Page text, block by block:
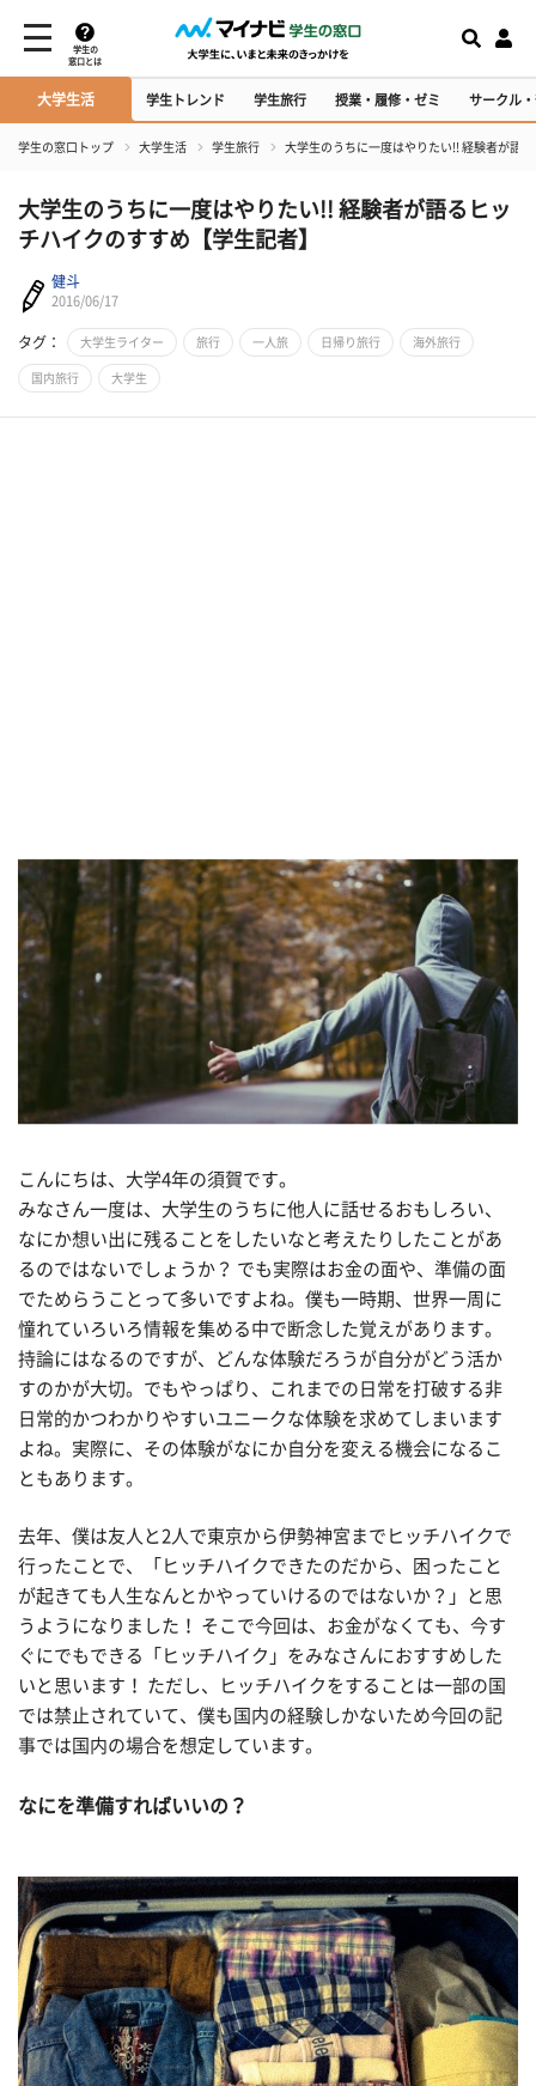
学生の
窓口とは
大学生活 学生トレンド 学生旅行 授業・履修・ゼミ サークル
学生の窓口トップ 大学生活 学生旅行 大学生のうちに一度はやりたい!! 経験者が語
大学生のうちに一度はやりたい!! 経験者が語るヒッ
チハイクのすすめ【学生記者】
健斗
2016/06/17
タグ： 大学生ライター 旅行 一人旅 日帰り旅行 海外旅行
国内旅行 大学生
こんにちは、大学4年の須賀です。
みなさん一度は、大学生のうちに他人に話せるおもしろい、
なにか想い出に残ることをしたいなと考えたりしたことがあ
るのではないでしょうか？ でも実際はお金の面や、準備の面
でためらうことって多いですよね。僕も一時期、世界一周に
憧れていろいろ情報を集める中で断念した覚えがあります。
持論にはなるのですが、どんな体験だろうが自分がどう活か
すのかが大切。でもやっぱり、これまでの日常を打破する非
日常的かつわかりやすいユニークな体験を求めてしまいます
よね。実際に、その体験がなにか自分を変える機会になるこ
ともあります。
去年、僕は友人と2人で東京から伊勢神宮までヒッチハイクで
行ったことで、「ヒッチハイクできたのだから、困ったこと
が起きても人生なんとかやっていけるのではないか？」と思
うようになりました！ そこで今回は、お金がなくても、今す
ぐにでもできる「ヒッチハイク」をみなさんにおすすめした
いと思います！ ただし、ヒッチハイクをすることは一部の国
では禁止されていて、僕も国内の経験しかないため今回の記
事では国内の場合を想定しています。
なにを準備すればいいの？